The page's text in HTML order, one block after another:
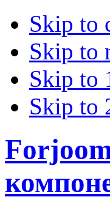
Skip to
Skip to
Skip to
Skip to